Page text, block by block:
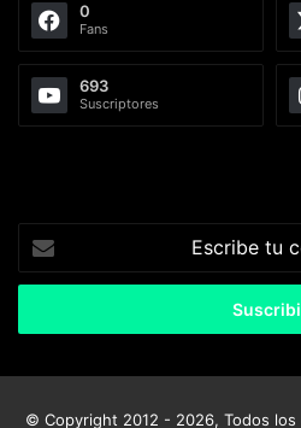
0
Fans
693
Suscriptores
Escribe
tu
correo
© Copyright 2012 - 2026, Todos